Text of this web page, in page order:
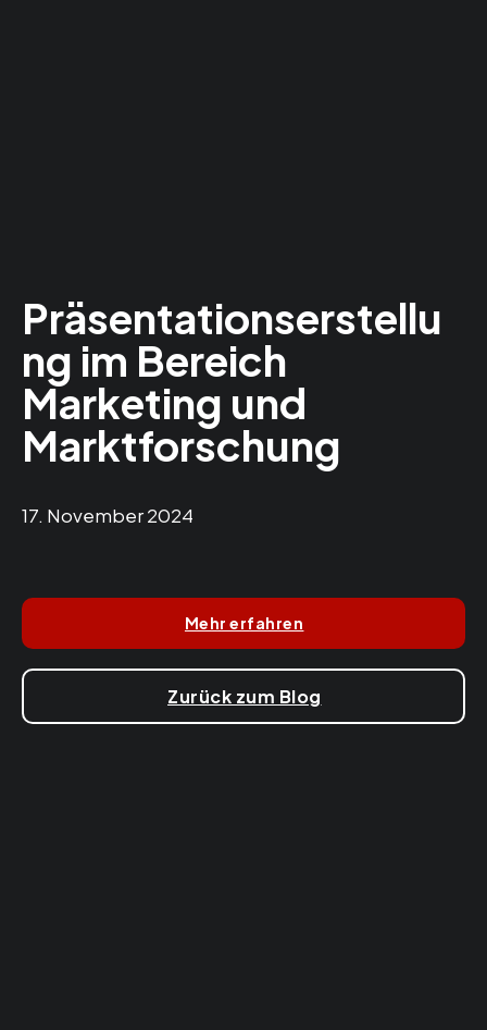
Präsentationserstellu
ng im Bereich
Marketing und
Marktforschung
17. November 2024
Mehr erfahren
Zurück zum Blog